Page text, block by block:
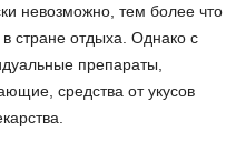
невозможно, тем более что
стране отдыха. Однако с
препараты,
средства от укусов